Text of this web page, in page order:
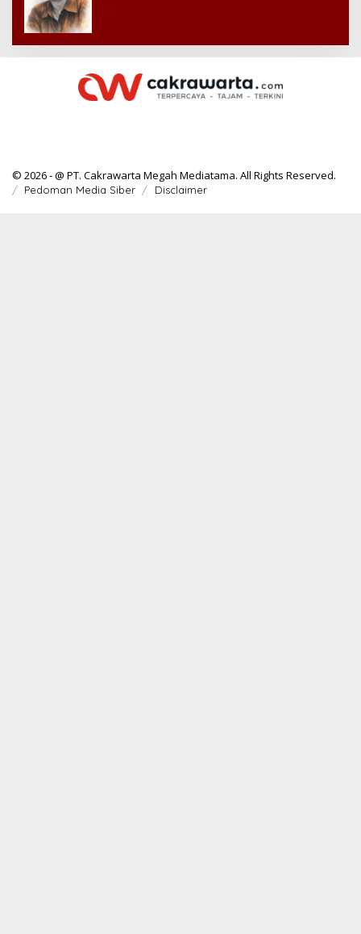
© 2026 - @ PT. Cakrawarta Megah Mediatama. All Rights Reserved.
Pedoman Media Siber Disclaimer